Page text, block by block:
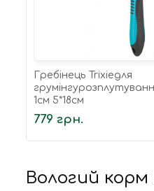
Гребінець Trixieдля
1см 5*18см
779 грн.
Вологий корм